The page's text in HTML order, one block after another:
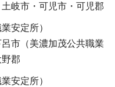
岐市・可児市・可児郡
安定所）
市（美濃加茂公共職業
郡
安定所）